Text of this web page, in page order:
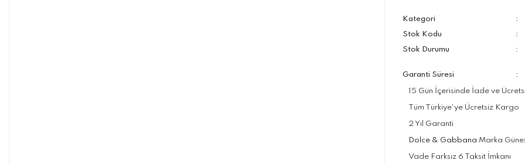
Kategori
Stok Kodu
Stok Durumu
Garanti Süresi
15 Gün İçerisinde İade ve
Tüm Türkiye'ye Ücretsiz Kargo
2 Yıl Garanti
Dolce & Gabbana Marka
Vade Farksız 6 Taksit İmkanı